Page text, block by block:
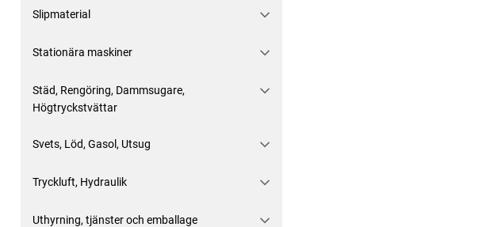
Slipmaterial
Stationära maskiner
Städ, Rengöring, Dammsugare,
Högtryckstvättar
Svets, Löd, Gasol, Utsug
Tryckluft, Hydraulik
Uthyrning, tjänster och emballage